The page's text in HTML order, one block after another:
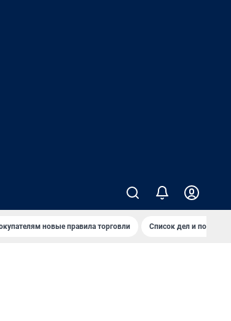
новые правила торговли Список дел и покупок